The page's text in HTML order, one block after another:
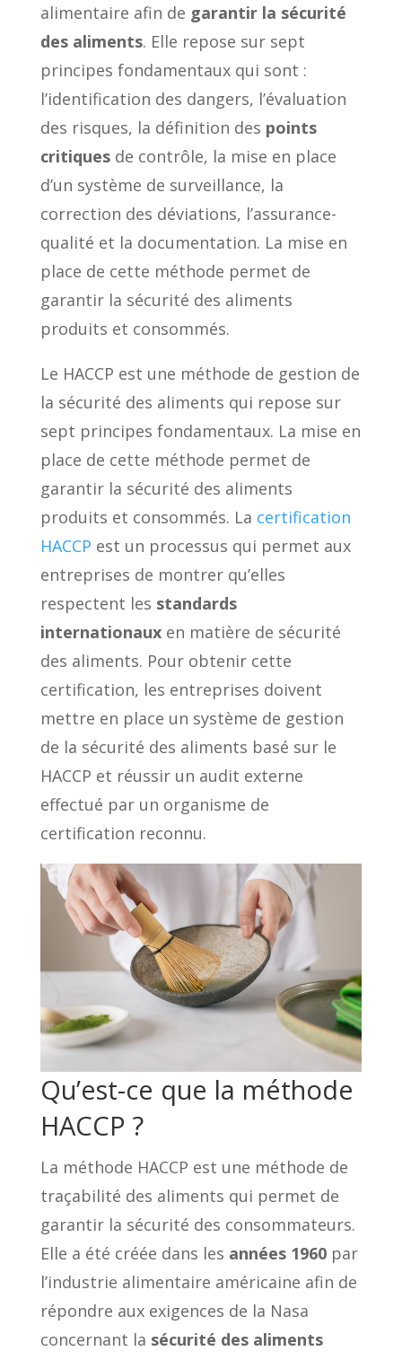
alimentaire afin de garantir la sécurité
des aliments. Elle repose sur sept
principes fondamentaux qui sont :
l’identification des dangers, l’évaluation
des risques, la définition des points
critiquesde contrôle, la mise en place
d’un système de surveillance, la
correction des déviations, l’assurance-
qualité et la documentation. La mise en
place de cette méthode permet de
garantir la sécurité des aliments
produits et consommés.
Le HACCP est une méthode de gestion de
la sécurité des aliments qui repose sur
sept principes fondamentaux. La mise en
place de cette méthode permet de
garantir la sécurité des aliments
produits et consommés. La certification
HACCP est un processus qui permet aux
entreprises de montrer qu’elles
respectent les standards
internationauxen matière de sécurité
des aliments. Pour obtenir cette
certification, les entreprises doivent
mettre en place un système de gestion
de la sécurité des aliments basé sur le
HACCP et réussir un audit externe
effectué par un organisme de
certification reconnu.
Qu’est-ce que la méthode
HACCP ?
La méthode HACCP est une méthode de
traçabilité des aliments qui permet de
garantir la sécurité des consommateurs.
Elle a été créée dans les années 1960par
l’industrie alimentaire américaine afin de
répondre aux exigences de la Nasa
concernant la sécurité des aliments